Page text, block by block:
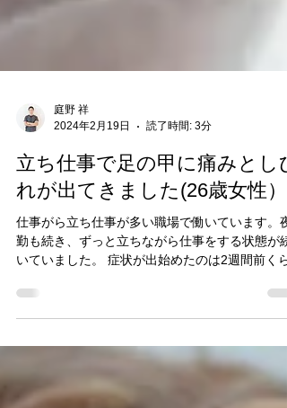
庭野 祥
2024年2月19日
読了時間: 3分
立ち仕事で足の甲に痛みとし
れが出てきました(26歳女性）
勤も続き、ずっと立ちながら仕事をする状態が続
いていました。 症状が出始めたのは2週間前くら
る」ような感覚になりました。その後は歩くと痛
みが出るようになり、今では立っている状態でも
痛みが...